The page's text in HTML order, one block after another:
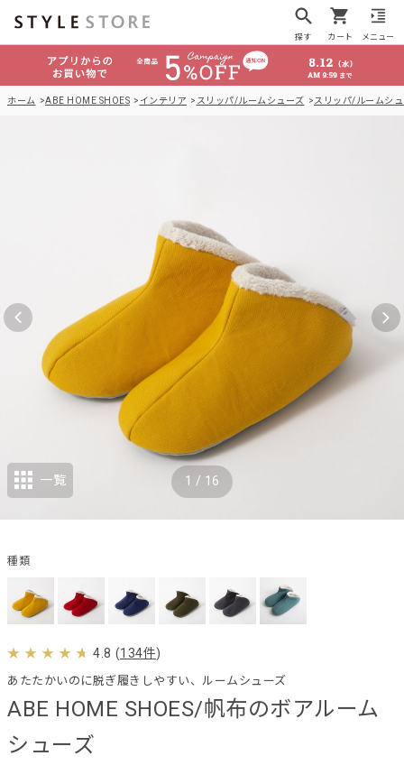
探す カート メニュー
ホーム ABE HOME SHOES インテリア スリッパ/ルームシューズ スリッパ/ルームシ
ABE HOME SHOES/帆布のボアルーム
シューズ
あたたかいのに脱ぎ履きしやすい、ルームシューズ
4.8 (134件)
1 / 16
一覧
種類